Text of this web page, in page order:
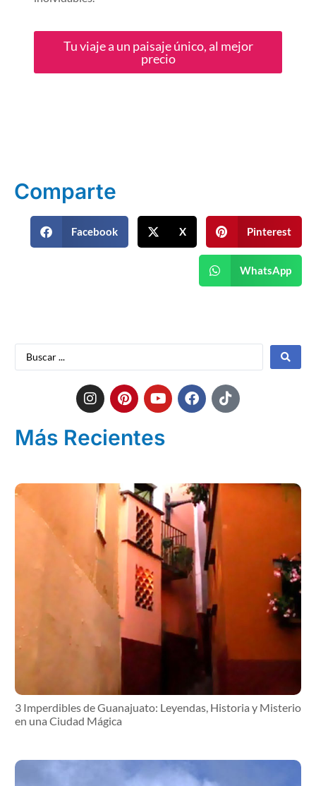
Tu viaje a un paisaje único, al mejor
precio
Comparte
Facebook X Pinterest
WhatsApp
Más Recientes
3 Imperdibles de Guanajuato: Leyendas, Historia y Misterio
en una Ciudad Mágica